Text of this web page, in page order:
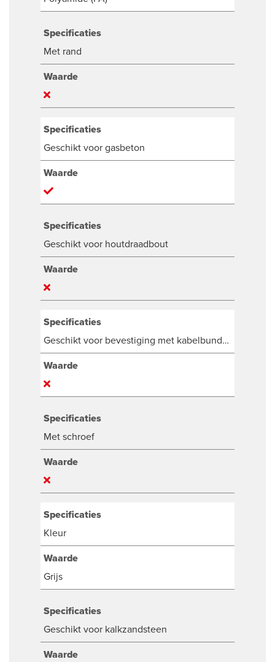
Specificaties
Met rand
Waarde
Specificaties
Geschikt voor gasbeton
Waarde
Specificaties
Geschikt voor houtdraadbout
Waarde
Specificaties
Geschikt voor bevestiging met kabelbundelband
Waarde
Specificaties
Met schroef
Waarde
Specificaties
Kleur
Waarde
Grijs
Specificaties
Geschikt voor kalkzandsteen
Waarde